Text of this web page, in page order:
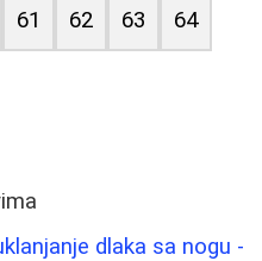
61 62 63 64
dlaka sa nogu -